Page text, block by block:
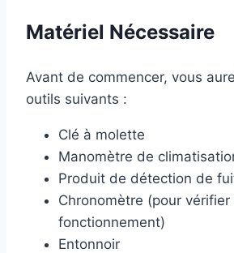
Matériel Nécessaire
Avant de commencer, vous
outils suivants :
Clé à molette
Manomètre de
Produit de détection de
Chronomètre (pour
fonctionnement)
Entonnoir